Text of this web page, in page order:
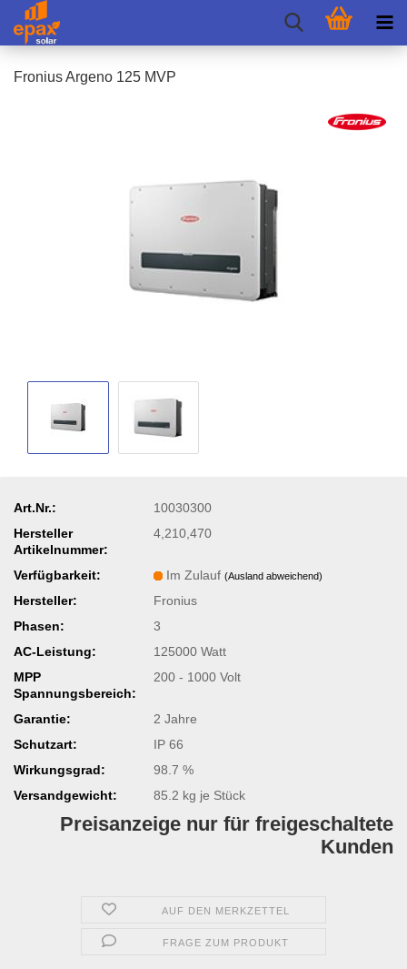
Fro­ni­us Ar­ge­no 125 MVP
Art.Nr.:
10030300
Hersteller
Artikelnummer:
4,210,470
Verfügbarkeit: Im Zulauf (Ausland abweichend)
Hersteller:
Fronius
Phasen:
3
AC-Leistung:
125000 Watt
MPP
Spannungsbereich:
200 - 1000 Volt
Garantie:
2 Jahre
Schutzart:
IP 66
Wirkungsgrad:
98.7 %
Versandgewicht:
85.2 kg je Stück
Preisanzeige nur für freigeschaltete
Kunden
AUF DEN MERKZETTEL
FRAGE ZUM PRODUKT